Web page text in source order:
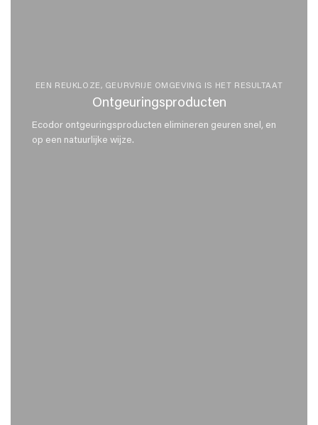
EEN REUKLOZE, GEURVRIJE OMGEVING IS HET RESULTAAT
Ontgeuringsproducten
Ecodor ontgeuringsproducten elimineren geuren snel, en
op een natuurlijke wijze.